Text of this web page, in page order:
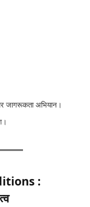
जागरूकता अभियान।
: